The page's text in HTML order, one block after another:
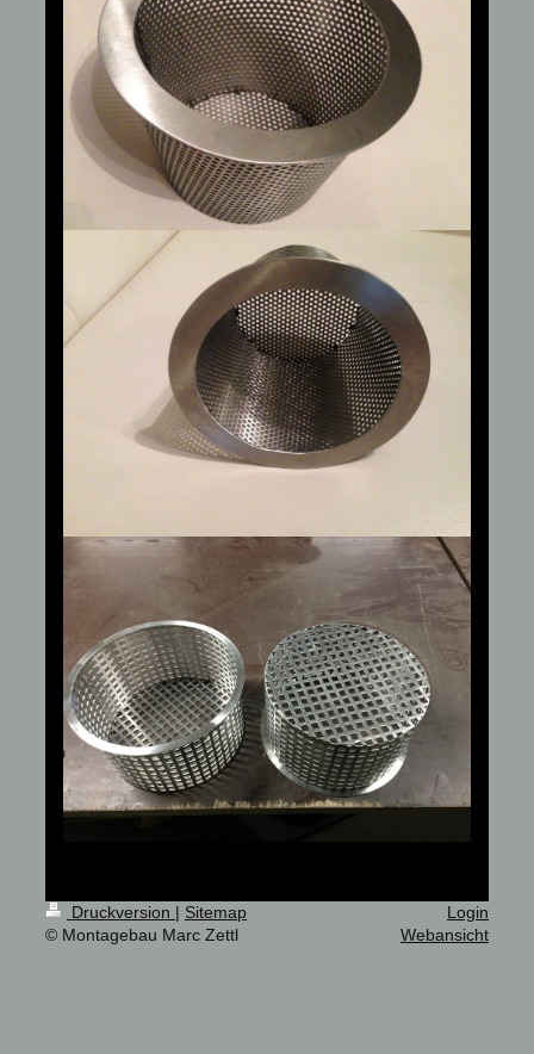
Druckversion | Sitemap
© Montagebau Marc Zettl
Login
Webansicht